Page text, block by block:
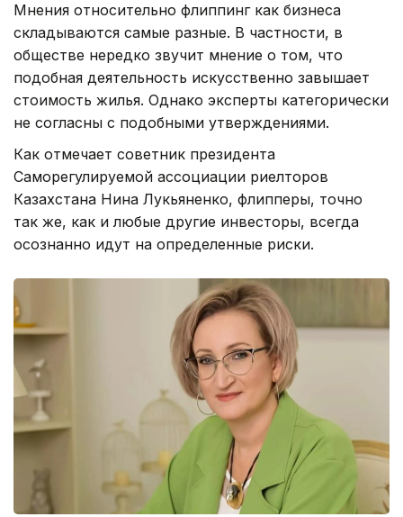
Мнения относительно флиппинг как бизнеса
складываются самые разные. В частности, в
обществе нередко звучит мнение о том, что
подобная деятельность искусственно завышает
стоимость жилья. Однако эксперты категорически
не согласны с подобными утверждениями.
Как отмечает советник президента
Саморегулируемой ассоциации риелторов
Казахстана Нина Лукьяненко, флипперы, точно
так же, как и любые другие инвесторы, всегда
осознанно идут на определенные риски.